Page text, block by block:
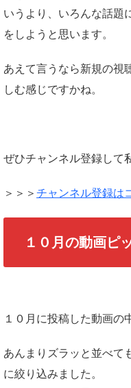
いうより、いろんな話題
をしようと思います。
あえて言うなら新規の視
しむ感じですかね。
ぜひチャンネル登録して
＞＞＞ チャンネル登録は
１０月の動画ピ
１０月に投稿した動画の
あんまりズラッと並べて
に絞り込みました。